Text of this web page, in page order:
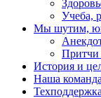
Учеба,
Мы шутим,
Притчи
История и
Наша
Техподдержка